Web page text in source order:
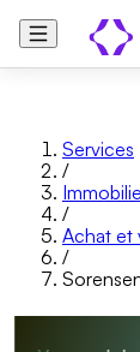
Services
/
/
Achat et
/